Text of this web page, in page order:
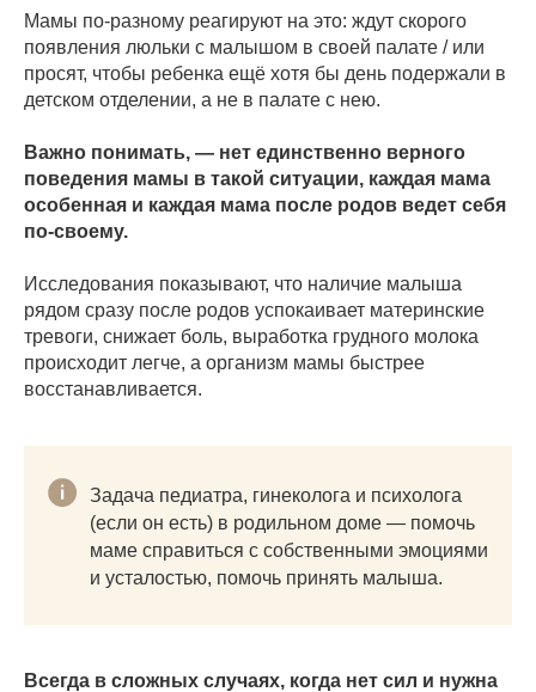
Мамы по-разному реагируют на это: ждут скорого
появления люльки с малышом в своей палате / или
просят, чтобы ребенка ещё хотя бы день подержали в
детском отделении, а не в палате с нею.
Важно понимать, — нет единственно верного
поведения мамы в такой ситуации, каждая мама
особенная и каждая мама после родов ведет себя
по-своему.
Исследования показывают, что наличие малыша
рядом сразу после родов успокаивает материнские
тревоги, снижает боль, выработка грудного молока
происходит легче, а организм мамы быстрее
восстанавливается.
Задача педиатра, гинеколога и психолога
(если он есть) в родильном доме — помочь
маме справиться с собственными эмоциями
и усталостью, помочь принять малыша.
Всегда в сложных случаях, когда нет сил и нужна